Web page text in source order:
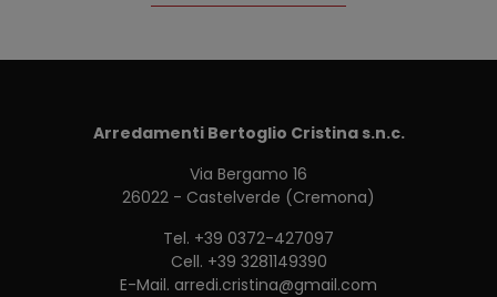
Arredamenti Bertoglio Cristina s.n.c.
Via Bergamo 16
26022 - Castelverde (Cremona)
Tel. +39 0372-427097
Cell. +39 3281149390
E-Mail. arredi.cristina@gmail.com